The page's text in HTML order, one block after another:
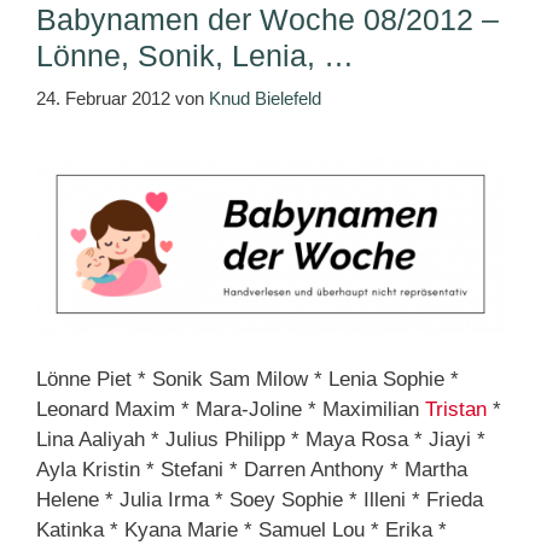
Babynamen der Woche 08/2012 –
Lönne, Sonik, Lenia, …
24. Februar 2012 von Knud Bielefeld
Lönne Piet * Sonik Sam Milow * Lenia Sophie *
Leonard Maxim * Mara-Joline * Maximilian Tristan *
Lina Aaliyah * Julius Philipp * Maya Rosa * Jiayi *
Ayla Kristin * Stefani * Darren Anthony * Martha
Helene * Julia Irma * Soey Sophie * Illeni * Frieda
Katinka * Kyana Marie * Samuel Lou * Erika *